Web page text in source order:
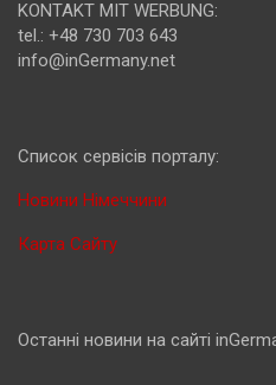
KONTAKT MIT WERBUNG:
tel.: +48 730 703 643
info@inGermany.net
Cписок сервісів порталу:
Новини Німеччини
Карта Сайту
Останні новини на сайті